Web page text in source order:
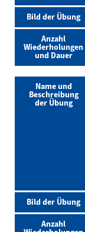
Bild der Übung
Anzahl
Wiederholungen
und Dauer
Name und
Beschreibung
der Übung
Bild der Übung
Anzahl